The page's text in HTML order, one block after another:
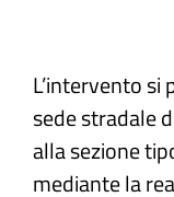
Notizie
Progetti
L’intervento si
sede stradale
alla sezione
mediante la